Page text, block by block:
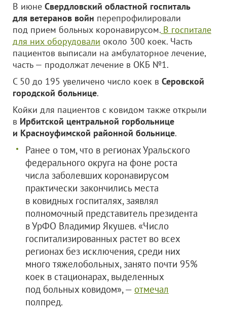
В июне Свердловский областной госпиталь
для ветеранов войн перепрофилировали
под прием больных коронавирусом. В госпитале
для них оборудовали около 300 коек. Часть
пациентов выписали на амбулаторное лечение,
часть — продолжат лечение в ОКБ №1.
С 50 до 195 увеличено число коек в Серовской
городской больнице.
Койки для пациентов с ковидом также открыли
в Ирбитской центральной горбольнице
и Красноуфимской районной больнице.
Ранее о том, что в регионах Уральского
федерального округа на фоне роста
числа заболевших коронавирусом
практически закончились места
в ковидных госпиталях, заявлял
полномочный представитель президента
в УрФО Владимир Якушев. «Число
госпитализированных растет во всех
регионах без исключения, среди них
много тяжелобольных, занято почти 95%
коек в стационарах, выделенных
под больных ковидом», — отмечал
полпред.